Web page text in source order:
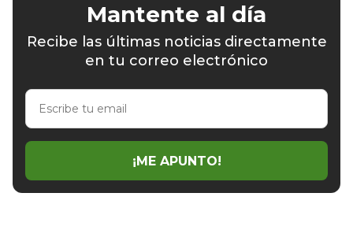
Mantente al día
Recibe las últimas noticias directamente
en tu correo electrónico
Escribe
email
¡ME APUNTO!